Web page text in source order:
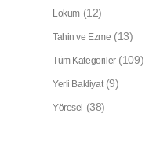
Lokum (12)
Tahin ve Ezme (13)
Tüm Kategoriler (109)
Yerli Bakliyat (9)
Yöresel (38)